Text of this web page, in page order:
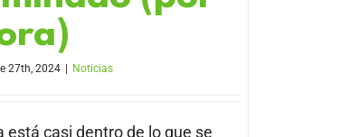
27th, 2024 Noticias
está casi dentro de lo que se